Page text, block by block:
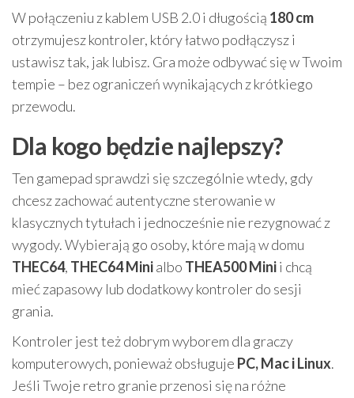
W połączeniu z kablem USB 2.0 i długością 180 cm
otrzymujesz kontroler, który łatwo podłączysz i
ustawisz tak, jak lubisz. Gra może odbywać się w Twoim
tempie – bez ograniczeń wynikających z krótkiego
przewodu.
Dla kogo będzie najlepszy?
Ten gamepad sprawdzi się szczególnie wtedy, gdy
chcesz zachować autentyczne sterowanie w
klasycznych tytułach i jednocześnie nie rezygnować z
wygody. Wybierają go osoby, które mają w domu
THEC64, THEC64 Minialbo THEA500 Minii chcą
mieć zapasowy lub dodatkowy kontroler do sesji
grania.
Kontroler jest też dobrym wyborem dla graczy
komputerowych, ponieważ obsługuje PC, Mac i Linux.
Jeśli Twoje retro granie przenosi się na różne